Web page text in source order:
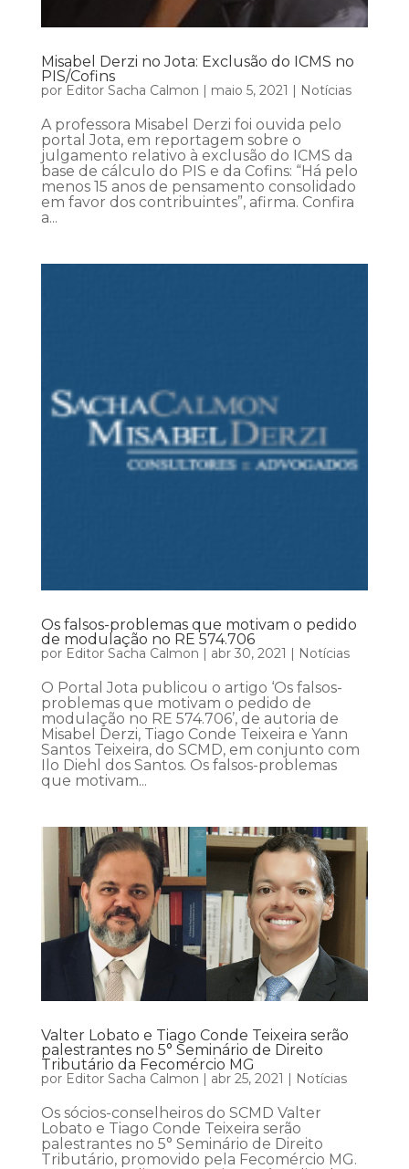
Misabel Derzi no Jota: Exclusão do ICMS no
PIS/Cofins
por Editor Sacha Calmon | maio 5, 2021 | Notícias
A professora Misabel Derzi foi ouvida pelo
portal Jota, em reportagem sobre o
julgamento relativo à exclusão do ICMS da
base de cálculo do PIS e da Cofins: “Há pelo
menos 15 anos de pensamento consolidado
em favor dos contribuintes”, afirma. Confira
a...
Os falsos-problemas que motivam o pedido
de modulação no RE 574.706
por Editor Sacha Calmon abr 30, 2021 Notícias
O Portal Jota publicou o artigo ‘Os falsos-
problemas que motivam o pedido de
modulação no RE 574.706’, de autoria de
Misabel Derzi, Tiago Conde Teixeira e Yann
Santos Teixeira, do SCMD, em conjunto com
Ilo Diehl dos Santos. Os falsos-problemas
que motivam...
Valter Lobato e Tiago Conde Teixeira serão
palestrantes no 5° Seminário de Direito
Tributário da Fecomércio MG
por Editor Sacha Calmon | abr 25, 2021 | Notícias
Os sócios-conselheiros do SCMD Valter
Lobato e Tiago Conde Teixeira serão
palestrantes no 5° Seminário de Direito
Tributário, promovido pela Fecomércio MG.